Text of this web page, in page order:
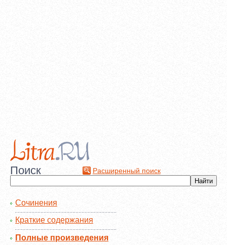
Поиск Расширенный поиск
Сочинения
Краткие содержания
Полные произведения